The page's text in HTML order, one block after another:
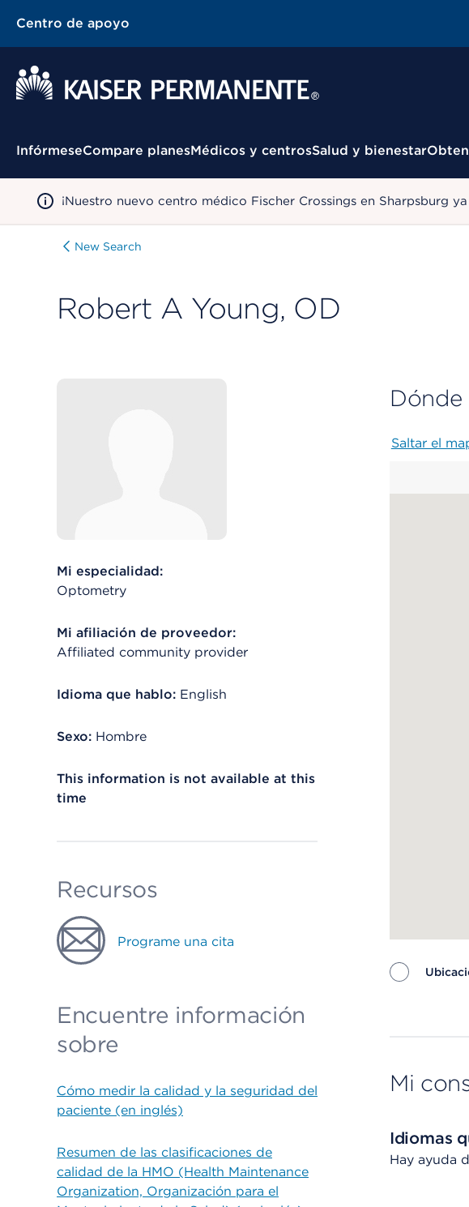
Centro de apoyo
Menú contextual
InfórmeseCompare planesMédicos y centrosSalud y bienestar
¡Nuestro nuevo centro médico Fischer Crossings en Sharpsburg
New Search
Robert A Young, OD
Mi especialidad:
Optometry
Mi afiliación de proveedor:
Affiliated community provider
Idioma que hablo: English
Sexo: Hombre
This information is not available at this
time
Recursos
Programe una cita
Encuentre información
sobre
Cómo medir la calidad y la seguridad del
paciente (en inglés)
Resumen de las clasificaciones de
calidad de la HMO (Health Maintenance
Organization, Organización para el
Saltar el
Mi
Idiomas
Hay ayuda